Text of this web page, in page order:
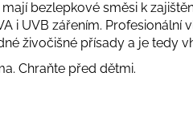
bezlepkové směsi k
i UVB zářením. Profesionální
živočišné přísady a je tedy
Chraňte před dětmi.